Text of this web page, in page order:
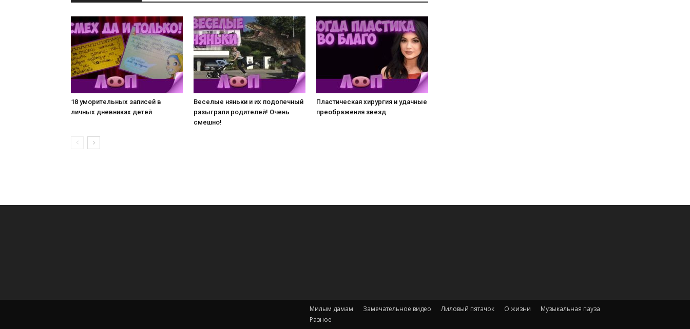
18 уморительных записей в
личных дневниках детей
Веселые няньки и их подопечный
разыграли родителей! Очень
смешно!
Пластическая хирургия и удачные
преображения звезд
Милым дамам Замечательное видео Лиловый пятачок О жизни
Музыкальная пауза
Разное